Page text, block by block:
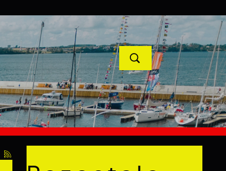
PROJEKTY UNIJNE KONTAKT
w Pucku POPRZEDNI NASTĘPNY